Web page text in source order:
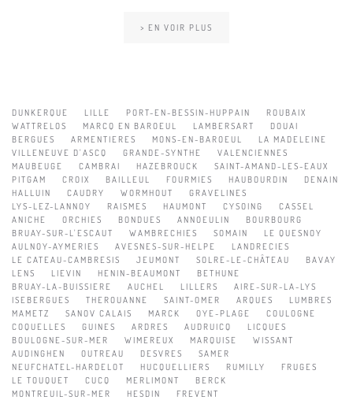
> EN VOIR PLUS
DUNKERQUE LILLE PORT-EN-BESSIN-HUPPAIN
ROUBAIX
WATTRELOS
MARCQ EN BAROEUL LAMBERSART
DOUAI
BERGUES
ARMENTIERES MONS-EN-BAROEUL
LA MADELEINE
VILLENEUVE D'ASCQ
GRANDE-SYNTHE
VALENCIENNES
MAUBEUGE
CAMBRAI HAZEBROUCK
SAINT-AMAND-LES-EAUX
PITGAM
CROIX BAILLEUL FOURMIES HAUBOURDIN
DENAIN
HALLUIN
CAUDRY WORMHOUT
GRAVELINES
LYS-LEZ-LANNOY
RAISMES HAUMONT CYSOING
CASSEL
ANICHE
ORCHIES BONDUES ANNOEULIN
BOURBOURG
BRUAY-SUR-L'ESCAUT
WAMBRECHIES SOMAIN
LE QUESNOY
AULNOY-AYMERIES
AVESNES-SUR-HELPE
LANDRECIES
LE CATEAU-CAMBRESIS
JEUMONT SOLRE-LE-CHÂTEAU
BAVAY
LENS
LIEVIN HENIN-BEAUMONT
BETHUNE
BRUAY-LA-BUISSIERE
AUCHEL LILLERS
AIRE-SUR-LA-LYS
ISEBERGUES
THEROUANNE SAINT-OMER ARQUES
LUMBRES
MAMETZ
SANOV CALAIS MARCK OYE-PLAGE
COULOGNE
COQUELLES
GUINES ARDRES AUDRUICQ
LICQUES
BOULOGNE-SUR-MER
WIMEREUX MARQUISE
WISSANT
AUDINGHEN
OUTREAU DESVRES
SAMER
NEUFCHATEL-HARDELOT
HUCQUELLIERS RUMILLY
FRUGES
LE TOUQUET
CUCQ MERLIMONT
BERCK
MONTREUIL-SUR-MER
HESDIN
FREVENT